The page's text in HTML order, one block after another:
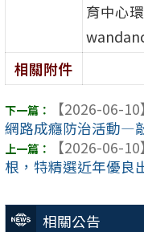
相關公告
育中心
相關附件
【2026-06-10】
網路成癮防治活動—
【2026-06-10】
根，特精選近年優良